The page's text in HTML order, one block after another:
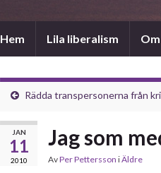
Hem Lila liberalism
Rädda transpersonerna från
JAN
11
2010
Jag som
AvPer Pettersson iÄldre